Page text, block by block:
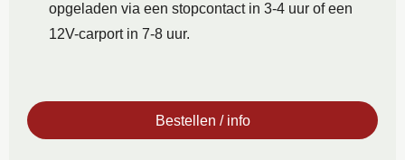
opgeladen via een stopcontact in 3-4 uur of een
12V-carport in 7-8 uur.
Bestellen / info